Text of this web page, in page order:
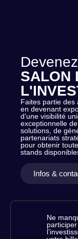
SALON
Faites partie des
en devenant
d’une visibilité
exceptionnelle
solutions, de
partenariats
pour obtenir
stands
Infos &
Ne